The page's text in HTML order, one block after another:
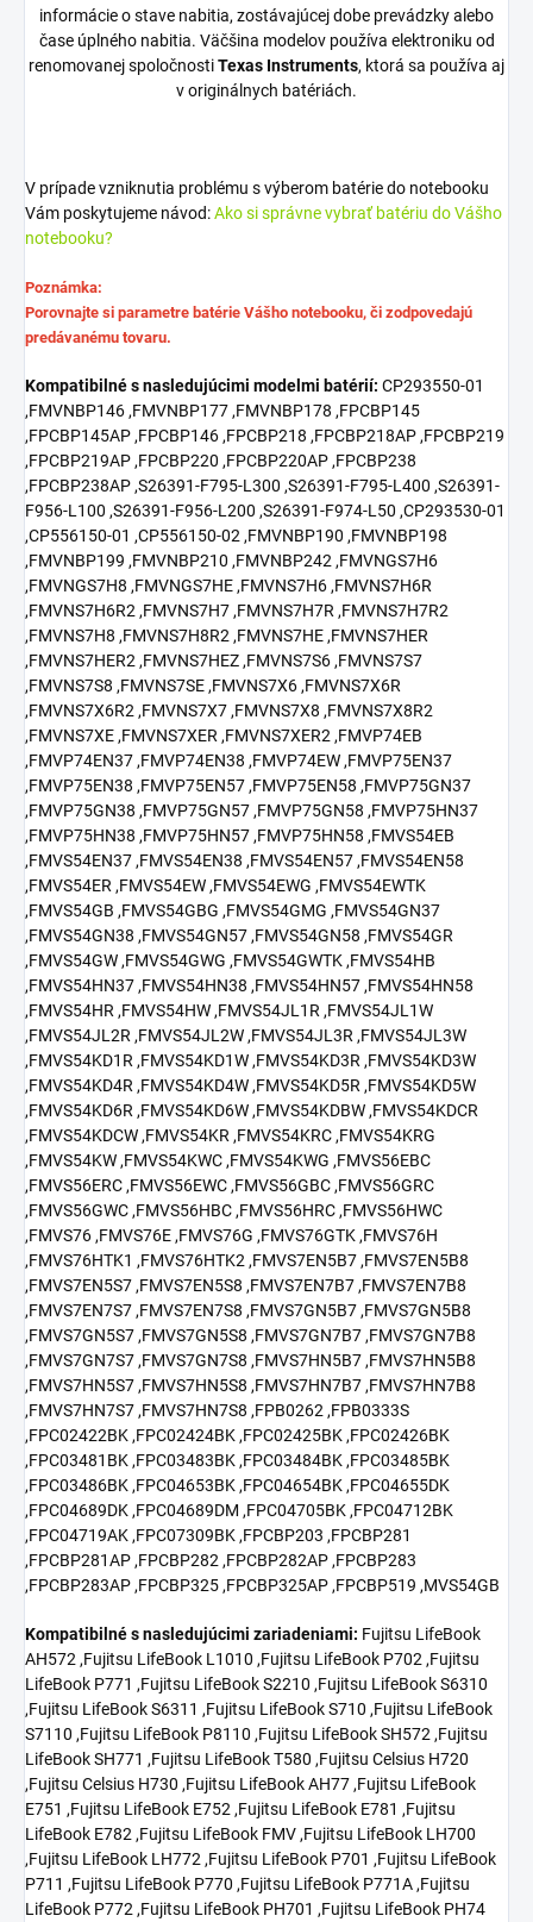
informácie o stave nabitia, zostávajúcej dobe prevádzky alebo
čase úplného nabitia. Väčšina modelov používa elektroniku od
renomovanej spoločnostiTexas Instruments, ktorá sa používa aj
v originálnych batériách.
V prípade vzniknutia problému s výberom batérie do notebooku
Vám poskytujeme návod:Ako si správne vybrať batériu do Vášho
notebooku?
Poznámka:
Porovnajte si parametre batérie Vášho notebooku, či zodpovedajú
predávanému tovaru.
Kompatibilné s nasledujúcimi modelmi batérií: CP293550-01
,FMVNBP146 ,FMVNBP177 ,FMVNBP178 ,FPCBP145
,FPCBP145AP ,FPCBP146 ,FPCBP218 ,FPCBP218AP ,FPCBP219
,FPCBP219AP ,FPCBP220 ,FPCBP220AP ,FPCBP238
,FPCBP238AP ,S26391-F795-L300 ,S26391-F795-L400 ,S26391-
F956-L100 ,S26391-F956-L200 ,S26391-F974-L50 ,CP293530-01
,CP556150-01 ,CP556150-02 ,FMVNBP190 ,FMVNBP198
,FMVNBP199 ,FMVNBP210 ,FMVNBP242 ,FMVNGS7H6
,FMVNGS7H8 ,FMVNGS7HE ,FMVNS7H6 ,FMVNS7H6R
,FMVNS7H6R2 ,FMVNS7H7 ,FMVNS7H7R ,FMVNS7H7R2
,FMVNS7H8 ,FMVNS7H8R2 ,FMVNS7HE ,FMVNS7HER
,FMVNS7HER2 ,FMVNS7HEZ ,FMVNS7S6 ,FMVNS7S7
,FMVNS7S8 ,FMVNS7SE ,FMVNS7X6 ,FMVNS7X6R
,FMVNS7X6R2 ,FMVNS7X7 ,FMVNS7X8 ,FMVNS7X8R2
,FMVNS7XE ,FMVNS7XER ,FMVNS7XER2 ,FMVP74EB
,FMVP74EN37 ,FMVP74EN38 ,FMVP74EW ,FMVP75EN37
,FMVP75EN38 ,FMVP75EN57 ,FMVP75EN58 ,FMVP75GN37
,FMVP75GN38 ,FMVP75GN57 ,FMVP75GN58 ,FMVP75HN37
,FMVP75HN38 ,FMVP75HN57 ,FMVP75HN58 ,FMVS54EB
,FMVS54EN37 ,FMVS54EN38 ,FMVS54EN57 ,FMVS54EN58
,FMVS54ER ,FMVS54EW ,FMVS54EWG ,FMVS54EWTK
,FMVS54GB ,FMVS54GBG ,FMVS54GMG ,FMVS54GN37
,FMVS54GN38 ,FMVS54GN57 ,FMVS54GN58 ,FMVS54GR
,FMVS54GW ,FMVS54GWG ,FMVS54GWTK ,FMVS54HB
,FMVS54HN37 ,FMVS54HN38 ,FMVS54HN57 ,FMVS54HN58
,FMVS54HR ,FMVS54HW ,FMVS54JL1R ,FMVS54JL1W
,FMVS54JL2R ,FMVS54JL2W ,FMVS54JL3R ,FMVS54JL3W
,FMVS54KD1R ,FMVS54KD1W ,FMVS54KD3R ,FMVS54KD3W
,FMVS54KD4R ,FMVS54KD4W ,FMVS54KD5R ,FMVS54KD5W
,FMVS54KD6R ,FMVS54KD6W ,FMVS54KDBW ,FMVS54KDCR
,FMVS54KDCW ,FMVS54KR ,FMVS54KRC ,FMVS54KRG
,FMVS54KW ,FMVS54KWC ,FMVS54KWG ,FMVS56EBC
,FMVS56ERC ,FMVS56EWC ,FMVS56GBC ,FMVS56GRC
,FMVS56GWC ,FMVS56HBC ,FMVS56HRC ,FMVS56HWC
,FMVS76 ,FMVS76E ,FMVS76G ,FMVS76GTK ,FMVS76H
,FMVS76HTK1 ,FMVS76HTK2 ,FMVS7EN5B7 ,FMVS7EN5B8
,FMVS7EN5S7 ,FMVS7EN5S8 ,FMVS7EN7B7 ,FMVS7EN7B8
,FMVS7EN7S7 ,FMVS7EN7S8 ,FMVS7GN5B7 ,FMVS7GN5B8
,FMVS7GN5S7 ,FMVS7GN5S8 ,FMVS7GN7B7 ,FMVS7GN7B8
,FMVS7GN7S7 ,FMVS7GN7S8 ,FMVS7HN5B7 ,FMVS7HN5B8
,FMVS7HN5S7 ,FMVS7HN5S8 ,FMVS7HN7B7 ,FMVS7HN7B8
,FMVS7HN7S7 ,FMVS7HN7S8 ,FPB0262 ,FPB0333S
,FPC02422BK ,FPC02424BK ,FPC02425BK ,FPC02426BK
,FPC03481BK ,FPC03483BK ,FPC03484BK ,FPC03485BK
,FPC03486BK ,FPC04653BK ,FPC04654BK ,FPC04655DK
,FPC04689DK ,FPC04689DM ,FPC04705BK ,FPC04712BK
,FPC04719AK ,FPC07309BK ,FPCBP203 ,FPCBP281
,FPCBP281AP ,FPCBP282 ,FPCBP282AP ,FPCBP283
,FPCBP283AP ,FPCBP325 ,FPCBP325AP ,FPCBP519 ,MVS54GB
Kompatibilné s nasledujúcimi zariadeniami: Fujitsu LifeBook
AH572 ,Fujitsu LifeBook L1010 ,Fujitsu LifeBook P702 ,Fujitsu
LifeBook P771 ,Fujitsu LifeBook S2210 ,Fujitsu LifeBook S6310
,Fujitsu LifeBook S6311 ,Fujitsu LifeBook S710 ,Fujitsu LifeBook
S7110 ,Fujitsu LifeBook P8110 ,Fujitsu LifeBook SH572 ,Fujitsu
LifeBook SH771 ,Fujitsu LifeBook T580 ,Fujitsu Celsius H720
,Fujitsu Celsius H730 ,Fujitsu LifeBook AH77 ,Fujitsu LifeBook
E751 ,Fujitsu LifeBook E752 ,Fujitsu LifeBook E781 ,Fujitsu
LifeBook E782 ,Fujitsu LifeBook FMV ,Fujitsu LifeBook LH700
,Fujitsu LifeBook LH772 ,Fujitsu LifeBook P701 ,Fujitsu LifeBook
P711 ,Fujitsu LifeBook P770 ,Fujitsu LifeBook P771A ,Fujitsu
LifeBook P772 ,Fujitsu LifeBook PH701 ,Fujitsu LifeBook PH74